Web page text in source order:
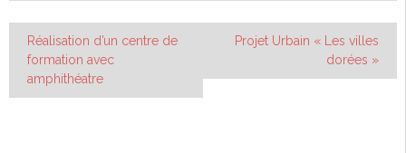
Navigation
de
l’article
Réalisation d’un centre de
formation avec
amphithéatre
Projet Urbain « Les villes
dorées »